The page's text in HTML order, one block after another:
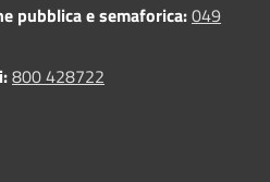
pubblica e semaforica:049
800 428722